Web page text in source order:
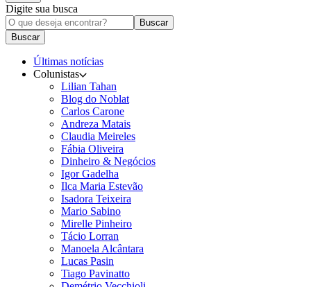
Digite sua busca
Buscar
Buscar
Últimas notícias
Colunistas
Lilian Tahan
Blog do Noblat
Carlos Carone
Andreza Matais
Claudia Meireles
Fábia Oliveira
Dinheiro & Negócios
Igor Gadelha
Ilca Maria Estevão
Isadora Teixeira
Mario Sabino
Mirelle Pinheiro
Tácio Lorran
Manoela Alcântara
Lucas Pasin
Tiago Pavinatto